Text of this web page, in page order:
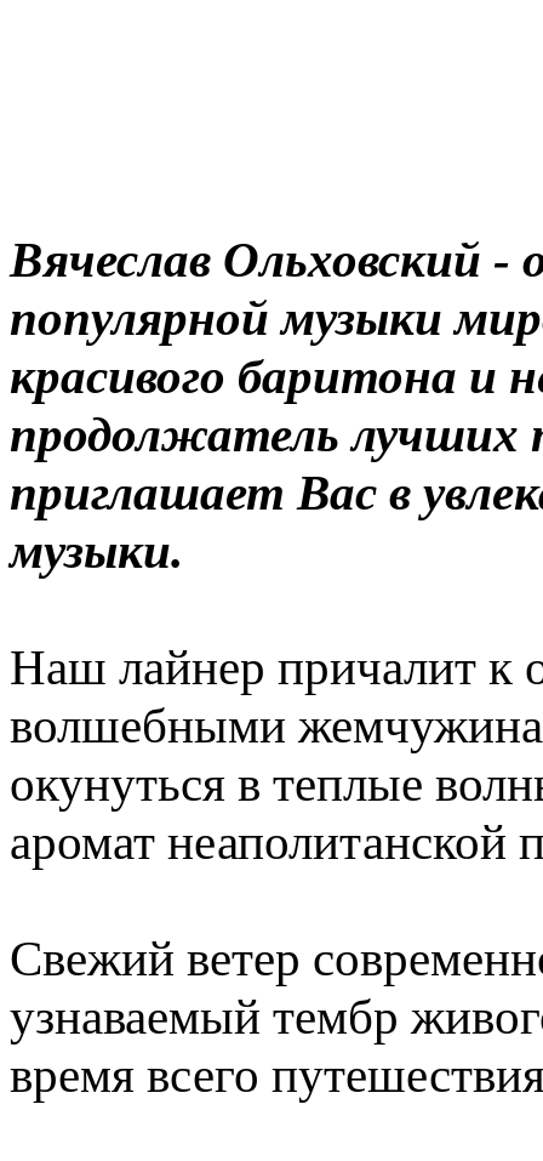
Вячеслав Ольховский -
популярной музыки
красивого баритона и
продолжатель лучших
приглашает Вас в
музыки.
Наш лайнер причалит к
волшебными
окунуться в теплые
аромат
Свежий ветер
узнаваемый тембр
время всего